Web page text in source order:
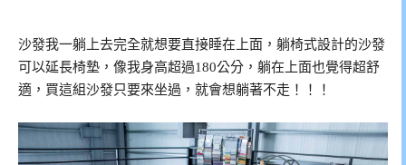
沙發我一躺上去完全就想要直接睡在上面，躺椅式設計的沙發
可以延長椅墊，像我身高超過180公分，躺在上面也覺得超舒
適，買這組沙發只要來坐過，就會想躺著不走！！！